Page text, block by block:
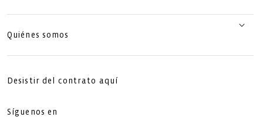
Quiénes somos
Desistir del contrato aquí
Síguenos en